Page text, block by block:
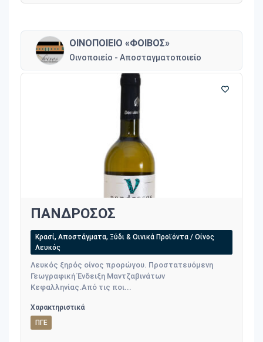
ΟΙΝΟΠΟΙΕΙΟ «ΦΟΙΒΟΣ»
Οινοποιείο - Αποσταγματοποιείο
ΠΑΝΔΡΟΣΟΣ
Κρασί, Αποστάγματα, Ξύδι & Οινικά Προϊόντα / Οίνος
Λευκός
Λευκός ξηρός οίνος προρώγου. Προστατευόμενη
Γεωγραφική Ένδειξη Μαντζαβινάτων
Κεφαλληνίας.Aπό τις ποι...
Χαρακτηριστικά
ΠΓΕ